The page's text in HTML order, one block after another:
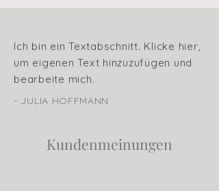
Ich bin ein Textabschnitt. Klicke hier,
um eigenen Text hinzuzufügen und
bearbeite mich.
- JULIA HOFFMANN
Kundenmeinungen